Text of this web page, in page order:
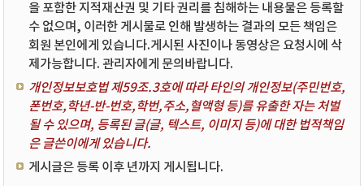
을 포함한 지적재산권 및 기타 권리를 침해하는 내용물은 등록할
수 없으며, 이러한 게시물로 인해 발생하는 결과의 모든 책임은
회원 본인에게 있습니다.게시된 사진이나 동영상은 요청시에 삭
제가능합니다. 관리자에게 문의바랍니다.
개인정보보호법 제59조.3호에 따라 타인의 개인정보(주민번호,
폰번호,학년-반-번호,학번,주소,혈액형 등)를 유출한 자는 처벌
될 수 있으며, 등록된 글(글, 텍스트, 이미지 등)에 대한 법적책임
은 글쓴이에게 있습니다.
게시글은 등록 이후 년까지 게시됩니다.